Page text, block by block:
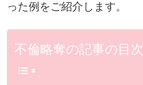
った例をご紹介します。
不倫略奪の記事の目次